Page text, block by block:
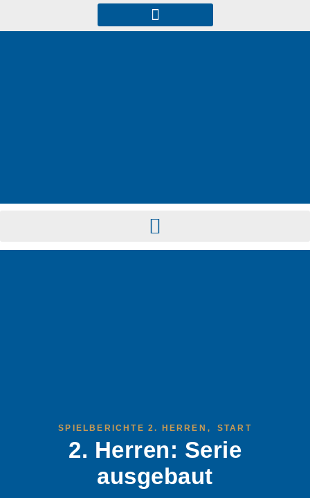
SPIELBERICHTE 2. HERREN , START
2. Herren: Serie
ausgebaut